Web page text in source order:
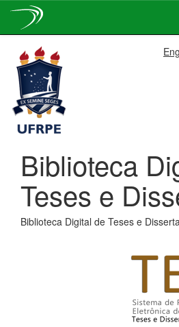
navigation
Biblioteca
Teses e
Biblioteca Digital de Teses e